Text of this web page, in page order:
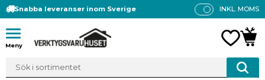
Meny
Snabba leveranser inom Sverige
P
INKL. MOMS